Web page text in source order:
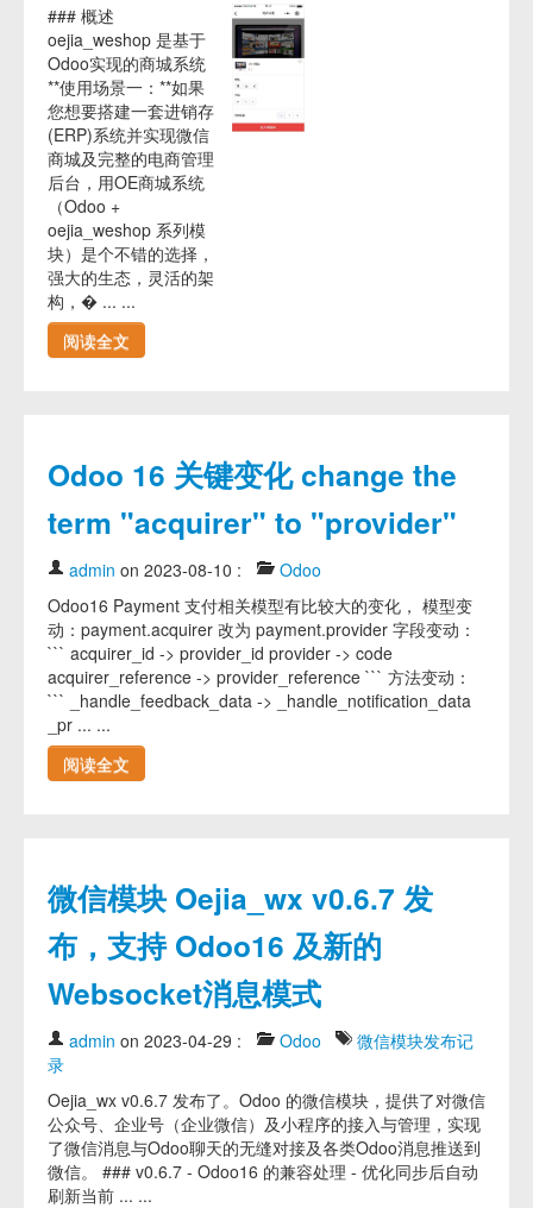
### 概述
oejia_weshop 是基于
Odoo实现的商城系统
**使用场景一：**如果
您想要搭建一套进销存
(ERP)系统并实现微信
商城及完整的电商管理
后台，用OE商城系统
（Odoo +
oejia_weshop 系列模
块）是个不错的选择，
强大的生态，灵活的架
构，� ... ...
阅读全文
Odoo 16 关键变化 change the
term "acquirer" to "provider"
admin on 2023-08-10 :
Odoo
Odoo16 Payment 支付相关模型有比较大的变化， 模型变
动：payment.acquirer 改为 payment.provider 字段变动：
``` acquirer_id -> provider_id provider -> code
acquirer_reference -> provider_reference ``` 方法变动：
``` _handle_feedback_data -> _handle_notification_data
_pr ... ...
阅读全文
微信模块 Oejia_wx v0.6.7 发
布，支持 Odoo16 及新的
Websocket消息模式
admin on 2023-04-29 : Odoo
微信模块发布记
录
Oejia_wx v0.6.7 发布了。Odoo 的微信模块，提供了对微信
公众号、企业号（企业微信）及小程序的接入与管理，实现
了微信消息与Odoo聊天的无缝对接及各类Odoo消息推送到
微信。 ### v0.6.7 - Odoo16 的兼容处理 - 优化同步后自动
刷新当前 ... ...